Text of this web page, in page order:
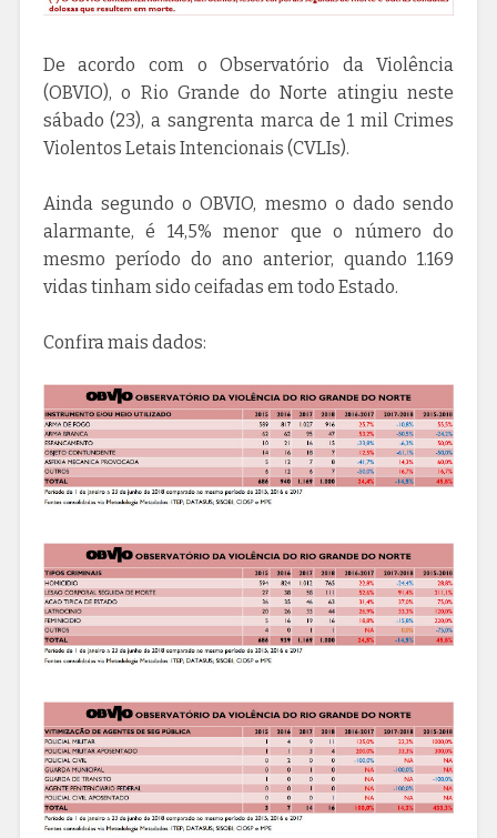
De acordo com o Observatório da Violência
(OBVIO), o Rio Grande do Norte atingiu neste
sábado (23), a sangrenta marca de 1 mil Crimes
Violentos Letais Intencionais (CVLIs).
Ainda segundo o OBVIO, mesmo o dado sendo
alarmante, é 14,5% menor que o número do
mesmo período do ano anterior, quando 1.169
vidas tinham sido ceifadas em todo Estado.
Confira mais dados: